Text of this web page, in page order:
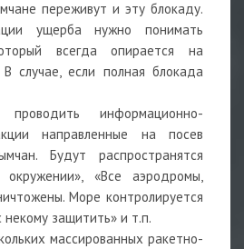
переживут и эту блокаду.
ущерба нужно понимать
всегда опирается на
случае, если полная блокада
информационно-
направленные на посев
Будут распространятся
«Все аэродромы,
Море контролируется
защитить» и т.п.
массированных ракетно-